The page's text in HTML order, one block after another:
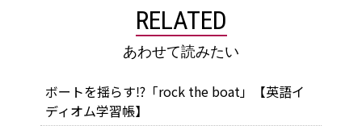
RELATED
あわせて読みたい
ボートを揺らす⁉「rock the boat」【英語イ
ディオム学習帳】